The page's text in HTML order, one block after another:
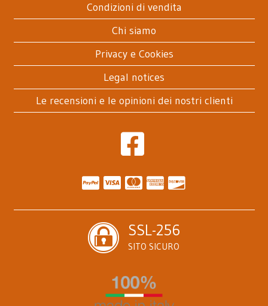
Condizioni di vendita
Chi siamo
Privacy e Cookies
Legal notices
Le recensioni e le opinioni dei nostri clienti
SSL-256
SITO SICURO